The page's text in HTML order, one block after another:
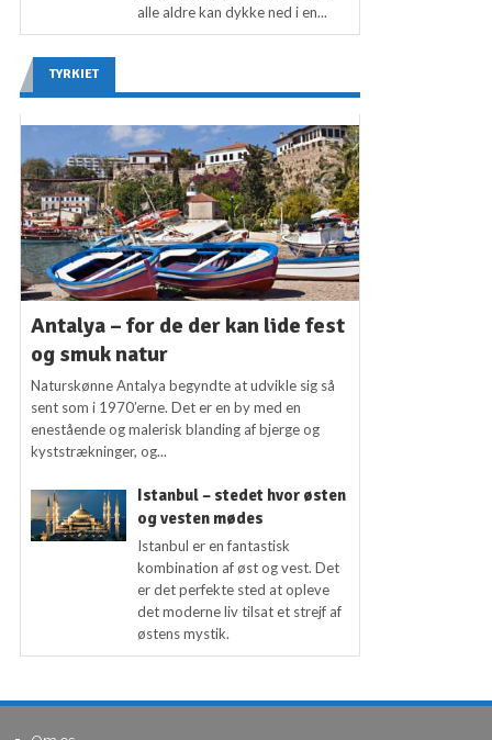
alle aldre kan dykke ned i en...
TYRKIET
Antalya – for de der kan lide fest
og smuk natur
Naturskønne Antalya begyndte at udvikle sig så
sent som i 1970’erne. Det er en by med en
enestående og malerisk blanding af bjerge og
kyststrækninger, og...
Istanbul – stedet hvor østen
og vesten mødes
Istanbul er en fantastisk
kombination af øst og vest. Det
er det perfekte sted at opleve
det moderne liv tilsat et strejf af
østens mystik.